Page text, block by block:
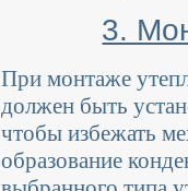
3.
При монтаже
должен быть
чтобы избежать
образование